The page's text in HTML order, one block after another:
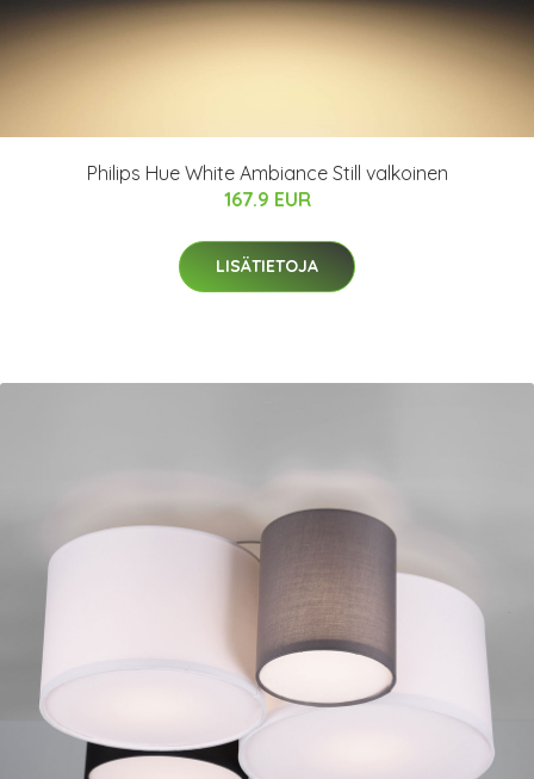
Philips Hue White Ambiance Still valkoinen
167.9 EUR
LISÄTIETOJA